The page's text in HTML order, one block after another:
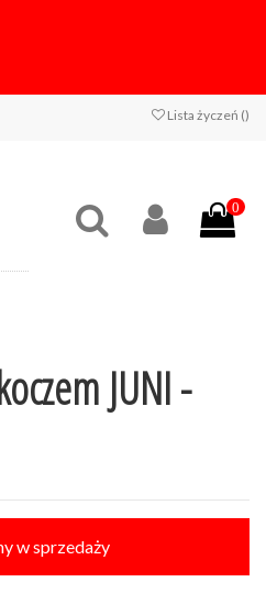
Lista życzeń ()
0
JUNI -
w sprzedaży